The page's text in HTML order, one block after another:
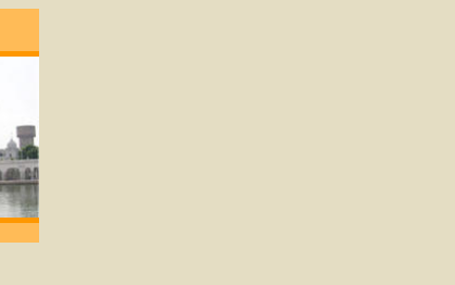
die lief heeft zal God verkrijgen. -Guru